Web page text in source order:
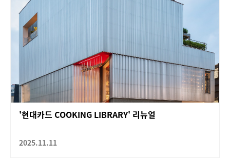
'현대카드 COOKING LIBRARY' 리뉴얼
2025.11.11